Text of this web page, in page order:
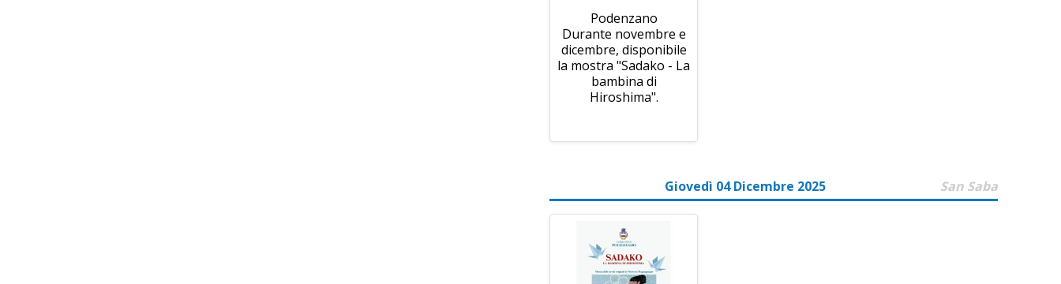
Podenzano
Durante novembre e
dicembre, disponibile
la mostra "Sadako - La
bambina di
Hiroshima".
Giovedì 04 Dicembre 2025 San Saba